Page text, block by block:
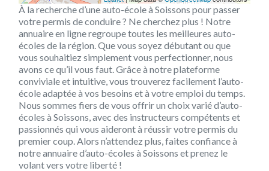
À la recherche d’une auto-école à Soissons pour passer
votre permis de conduire ? Ne cherchez plus ! Notre
annuaire en ligne regroupe toutes les meilleures auto-
écoles de la région. Que vous soyez débutant ou que
vous souhaitiez simplement vous perfectionner, nous
avons ce qu’il vous faut. Grâce à notre plateforme
conviviale et intuitive, vous trouverez facilement l’auto-
école adaptée à vos besoins et à votre emploi du temps.
Nous sommes fiers de vous offrir un choix varié d’auto-
écoles à Soissons, avec des instructeurs compétents et
passionnés qui vous aideront à réussir votre permis du
premier coup. Alors n’attendez plus, faites confiance à
notre annuaire d’auto-écoles à Soissons et prenez le
volant vers votre liberté !